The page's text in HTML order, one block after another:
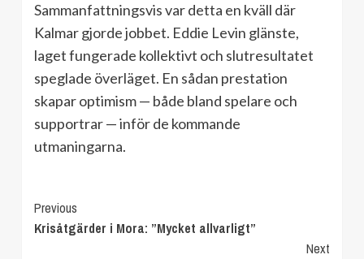
Sammanfattningsvis var detta en kväll där
Kalmar gjorde jobbet. Eddie Levin glänste,
laget fungerade kollektivt och slutresultatet
speglade överläget. En sådan prestation
skapar optimism — både bland spelare och
supportrar — inför de kommande
utmaningarna.
Continue
Reading
Previous
Krisåtgärder i Mora: ”Mycket allvarligt”
Next